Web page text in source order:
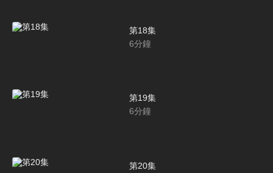
第18集
6分鐘
第19集
6分鐘
第20集